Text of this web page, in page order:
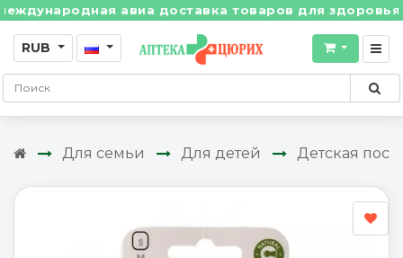
авиа доставка товаров для здоровья
RUB
Для семьи Для детей Детская